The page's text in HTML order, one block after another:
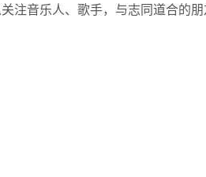
注音乐人、歌手，与志同道合的朋